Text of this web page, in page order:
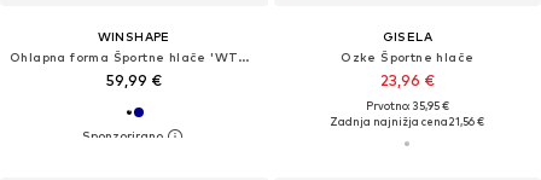
WINSHAPE
Ohlapna forma Športne hlače 'WTE8'
59,99 €
GISELA
Ozke Športne hlače
23,96 €
Prvotno: 35,95 €
Zadnja najnižja cena21,56 €